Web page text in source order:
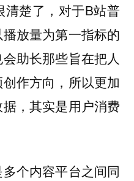
清楚了，对于B站普
放量为第一指标的
助长那些旨在把人
作方向，所以更加
，其实是用户消费
个内容平台之间同